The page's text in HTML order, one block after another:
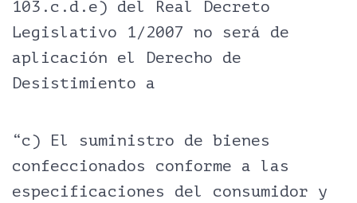
103.c.d.e) del Real Decreto
Legislativo 1/2007 no será de
aplicación el Derecho de
Desistimiento a
“c) El suministro de bienes
confeccionados conforme a las
especificaciones del consumidor y